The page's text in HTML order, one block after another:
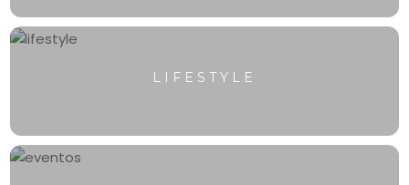
LIFESTYLE